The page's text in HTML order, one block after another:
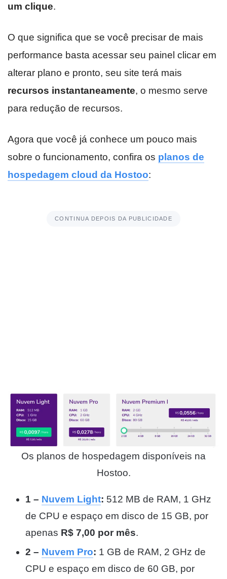
um clique.
O que significa que se você precisar de mais
performance basta acessar seu painel clicar em
alterar plano e pronto, seu site terá mais
recursos instantaneamente, o mesmo serve
para redução de recursos.
Agora que você já conhece um pouco mais
sobre o funcionamento, confira os planos de
hospedagem cloud da Hostoo:
CONTINUA DEPOIS DA PUBLICIDADE
Os planos de hospedagem disponíveis na
Hostoo.
1 – Nuvem Light: 512 MB de RAM, 1 GHz
de CPU e espaço em disco de 15 GB, por
apenas R$ 7,00 por mês.
2 – Nuvem Pro: 1 GB de RAM, 2 GHz de
CPU e espaço em disco de 60 GB, por